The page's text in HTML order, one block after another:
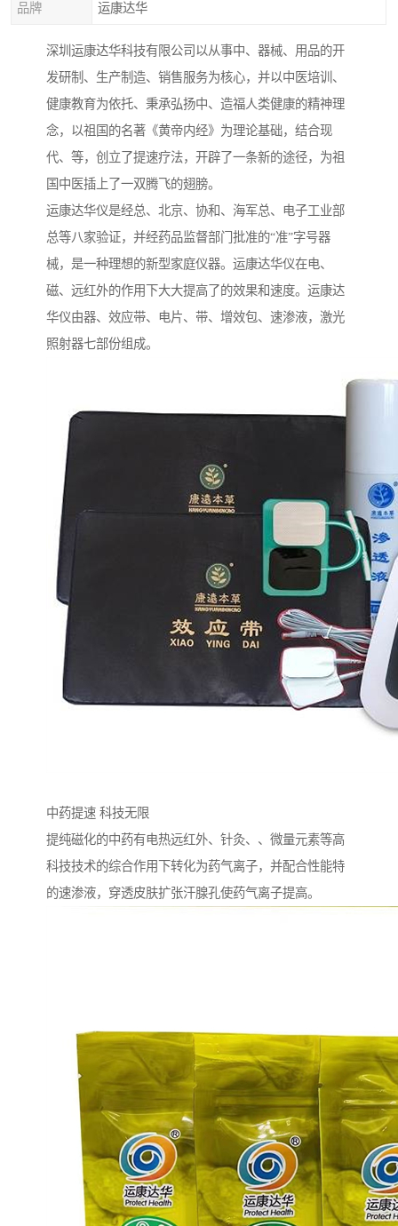
品牌 运康达华
深圳运康达华科技有限公司以从事中、器械、用品的开
发研制、生产制造、销售服务为核心，并以中医培训、
健康教育为依托、秉承弘扬中、造福人类健康的精神理
念，以祖国的名著《黄帝内经》为理论基础，结合现
代、等，创立了提速疗法，开辟了一条新的途径，为祖
国中医插上了一双腾飞的翅膀。
运康达华仪是经总、北京、协和、海军总、电子工业部
总等八家验证，并经药品监督部门批准的“准”字号器
械，是一种理想的新型家庭仪器。运康达华仪在电、
磁、远红外的作用下大大提高了的效果和速度。运康达
华仪由器、效应带、电片、带、增效包、速渗液，激光
照射器七部份组成。
中药提速 科技无限
提纯磁化的中药有电热远红外、针灸、、微量元素等高
科技技术的综合作用下转化为药气离子，并配合性能特
的速渗液，穿透皮肤扩张汗腺孔使药气离子提高。